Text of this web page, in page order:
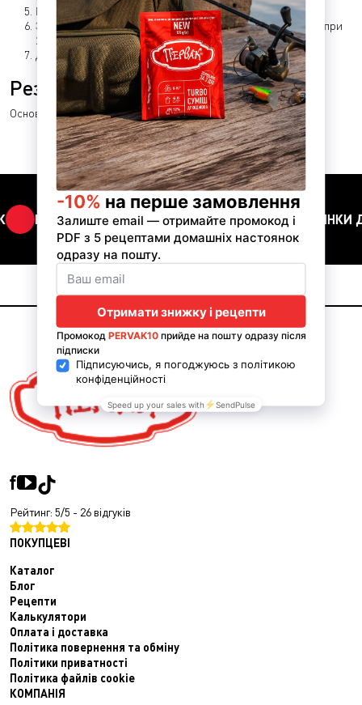
Внесіть вміст пакета дріжджів, перемішайте.
Закрийте ємність гідрозатвором. Бродіння триває 8 днів при
25–30°C.
Далі — перегонка з розділенням фракцій.
Результат
Основа для бренді типу сливовиці.
НАСТОЯНКИ ДО СВЯТА ПЕРВАК НАСТОЯНКИ
Рейтинг: 5/5 - 26 відгуків
ПОКУПЦЕВІ
Каталог
Блог
Рецепти
Калькулятори
Оплата і доставка
Політика повернення та обміну
Політики приватності
Політика файлів cookie
КОМПАНІЯ